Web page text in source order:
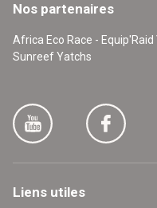
Nos partenaires
Africa Eco Race -
Sunreef Yatchs
Liens utiles